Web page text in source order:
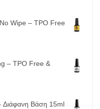
Wipe – TPO Free
– TPO Free &
Διάφανη Βάση 15ml